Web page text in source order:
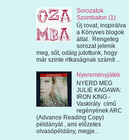
Sorozatok
Szombaton (1)
Új rovat, inspirálva
a Könyves blogok
által. Rengeteg
sorozat jelenik
meg, sőt, odáig jutottunk, hogy
már szinte ritkaságnak számít ...
Nyereményjáték
NYERD MEG
JULIE KAGAWA:
IRON KING -
Vaskirály című
regényének ARC
(Advance Reading Copy)
példányát , ami előzetes
olvasópéldány, megje...